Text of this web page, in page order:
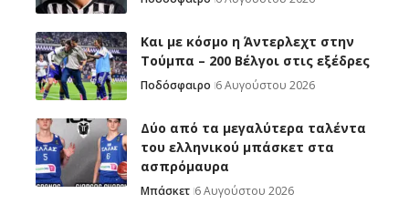
Και με κόσμο η Άντερλεχτ στην
Τούμπα – 200 Βέλγοι στις εξέδρες
Ποδόσφαιρο 6 Αυγούστου 2026
Δύο από τα μεγαλύτερα ταλέντα
του ελληνικού μπάσκετ στα
ασπρόμαυρα
Μπάσκετ 6 Αυγούστου 2026